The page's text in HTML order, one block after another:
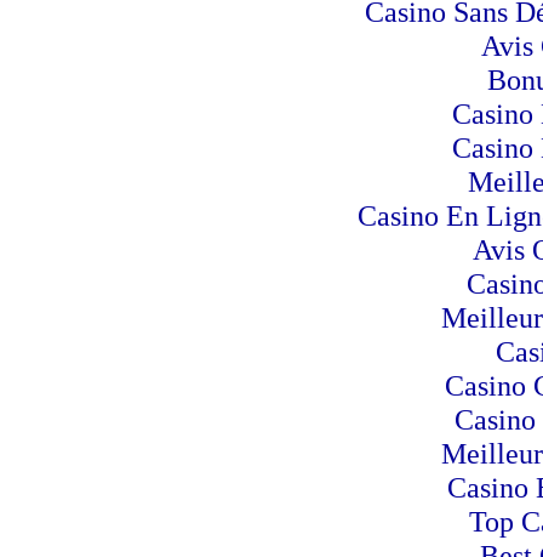
Casino Sans
Avis
Casino
Casino
Casino En
Avis
Casino
Casino
Top